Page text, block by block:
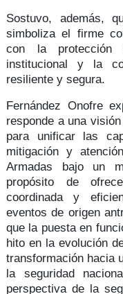
Sostuvo, además,
simboliza el firme
con la
institucional y la
resiliente y segura.
Fernández Onofre
responde a una
para unificar las
mitigación y
Armadas bajo un
propósito de
coordinada y
eventos de origen
que la puesta en
hito en la evolución
transformación hacia
la seguridad
perspectiva de la